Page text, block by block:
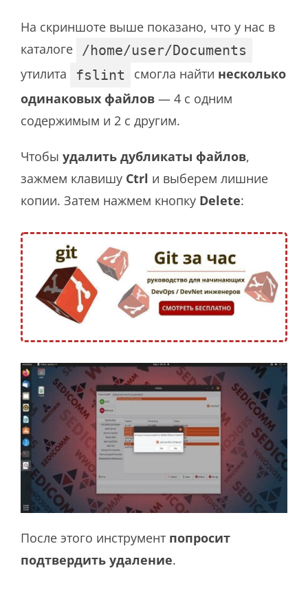
На скриншоте выше показано, что у нас в
каталоге /home/user/Documents
утилита
fslint смогла найти несколько
одинаковых файлов — 4 с одним
содержимым и 2 с другим.
Чтобы удалить дубликаты файлов,
зажмем клавишу Ctrl и выберем лишние
копии. Затем нажмем кнопку Delete:
После этого инструмент попросит
подтвердить удаление.